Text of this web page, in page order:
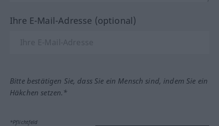
Ihre E-Mail-Adresse (optional)
Bitte bestätigen Sie, dass Sie ein Mensch sind, indem Sie ein
Häkchen setzen.*
*Pflichtfeld